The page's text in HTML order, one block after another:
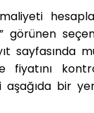
görünen
sayfasında
fiyatını
aşağıda bir